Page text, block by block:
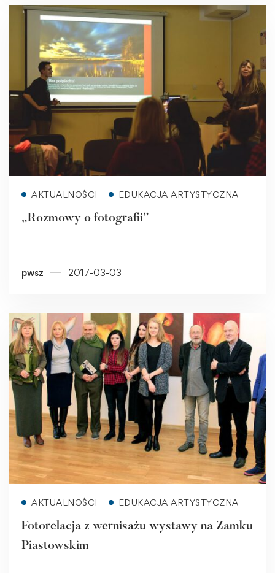
AKTUALNOŚCI EDUKACJA ARTYSTYCZNA
„Rozmowy o fotografii”
pwsz 2017-03-03
AKTUALNOŚCI EDUKACJA ARTYSTYCZNA
Fotorelacja z wernisażu wystawy na Zamku
Piastowskim